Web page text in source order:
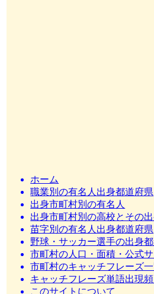
ホーム
職業別の有名人出身都道府県
出身市町村別の有名人
出身市町村別の高校とその
苗字別の有名人出身都道府県
野球・サッカー選手の出身
市町村の人口・面積・公式
市町村のキャッチフレーズ
キャッチフレーズ単語出現
このサイトについて